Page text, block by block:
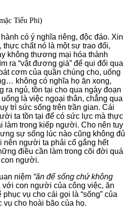
Tiểu Phi)
có ý nghĩa riêng, độc đáo. Xin
thực chất nó là một sự trao đổi,
không thương mại hóa thành
ra “vật đương giá” để qui đổi qua
cơm của quần chúng cho, uống
không có nghĩa họ ăn xong,
ra ngủ, tồn tại cho qua ngày đoạn
là việc ngoại thân, chẳng qua
trì sức sống trên trần gian. Cái
ta tồn tại để có sức lực mà thực
làm trong kiếp người. Cho nên tuy
sự sống lúc nào cũng không đủ
nên người ta phải cố gắng hết
điều cần làm trong cõi đời quá
người.
niệm “ăn để sống chứ không
với con người của công việc, ăn
vụ cho cái gọi là “sống” của
vụ cho hoài bão của họ.